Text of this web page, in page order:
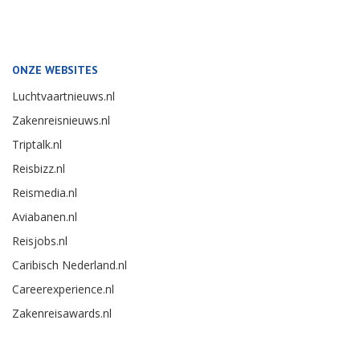
ONZE WEBSITES
Luchtvaartnieuws.nl
Zakenreisnieuws.nl
Triptalk.nl
Reisbizz.nl
Reismedia.nl
Aviabanen.nl
Reisjobs.nl
Caribisch Nederland.nl
Careerexperience.nl
Zakenreisawards.nl